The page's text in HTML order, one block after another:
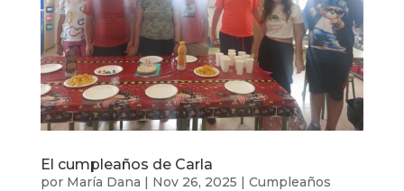
El cumpleaños de Carla
por María Dana | Nov 26, 2025 | Cumpleaños